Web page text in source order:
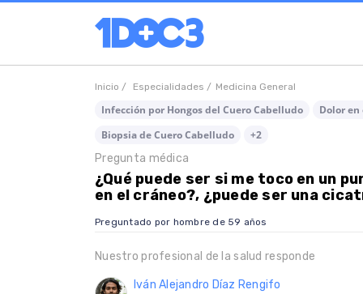
Inicio / Especialidades / Medicina General
Infección por Hongos del Cuero Cabelludo Dolor
Biopsia de Cuero Cabelludo
+2
Pregunta médica
¿Qué puede ser si me toco en un
en el cráneo?, ¿puede ser una
Preguntado por hombre de 59 años
Nuestro profesional de la salud responde
Iván Alejandro Díaz Rengifo